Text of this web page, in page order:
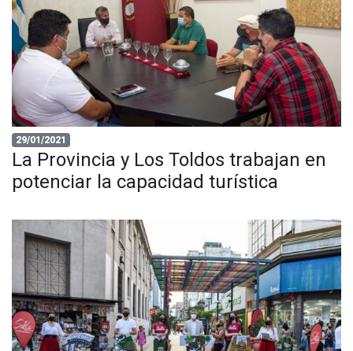
29/01/2021
La Provincia y Los Toldos trabajan en
potenciar la capacidad turística